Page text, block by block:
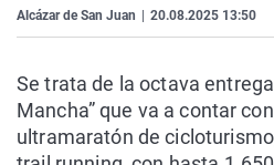
Alcázar de San Juan 20.08.2025 13:50
Se trata de la octava
Mancha” que va a contar
ultramaratón de